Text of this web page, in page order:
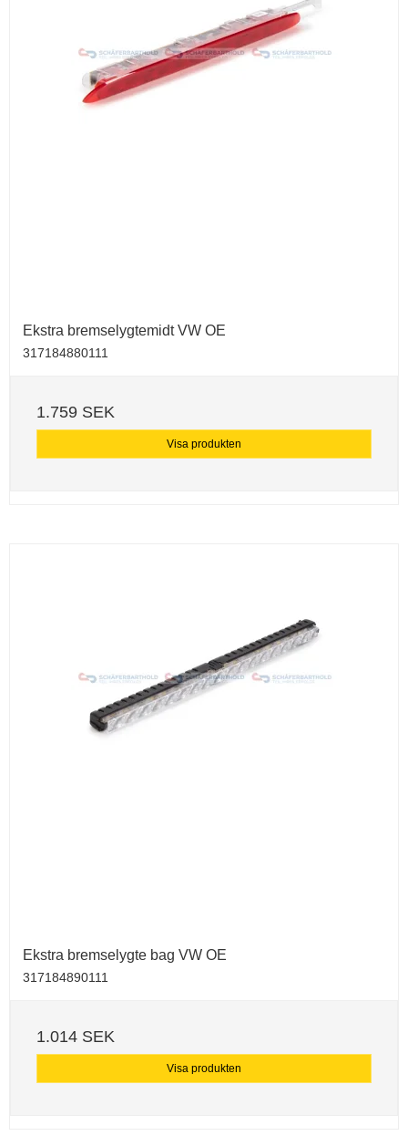
Ekstra bremselygtemidt VW OE
317184880111
1.759 SEK
Visa produkten
Ekstra bremselygte bag VW OE
317184890111
1.014 SEK
Visa produkten